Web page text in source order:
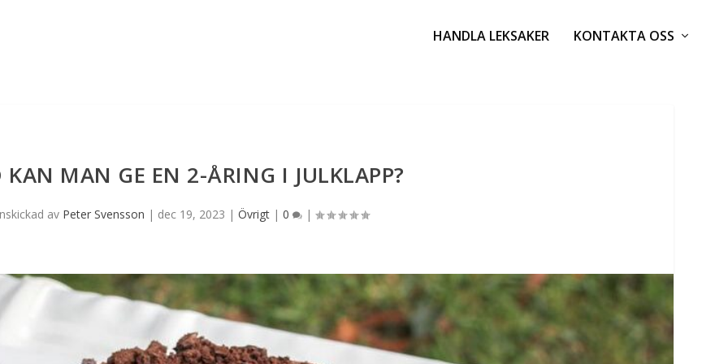
HANDLA LEKSAKER KONTAKTA OSS
KAN MAN GE EN 2-ÅRING I JULKLAPP?
av Peter Svensson | dec 19, 2023 | Övrigt| 0 |